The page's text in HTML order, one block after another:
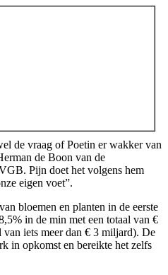
de vraag of Poetin er wakker van
de Boon van de
Pijn doet het volgens hem
eigen voet”.
bloemen en planten in de eerste
in de min met een totaal van €
iets meer dan € 3 miljard). De
in opkomst en bereikte het zelfs